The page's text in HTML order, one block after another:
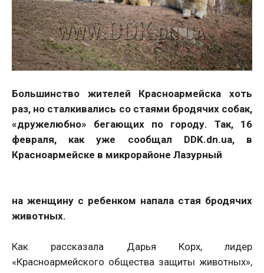
Большинство жителей Красноармейска хоть
раз, но сталкивались со стаями бродячих собак,
«дружелюбно» бегающих по городу. Так, 16
февраля, как уже сообщал DDK.dn.ua, в
Красноармейске в микрорайоне Лазурный
на женщину с ребенком напала стая бродячих
животных.
Как рассказала Дарья Корх, лидер
«Красноармейского общества защиты животных»,